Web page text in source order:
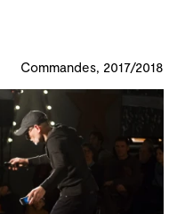
Commandes, 2017/2018